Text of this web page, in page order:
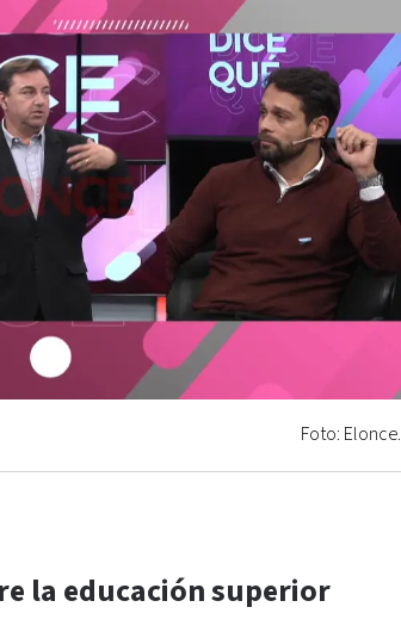
Foto: Elonce.
la educación superior